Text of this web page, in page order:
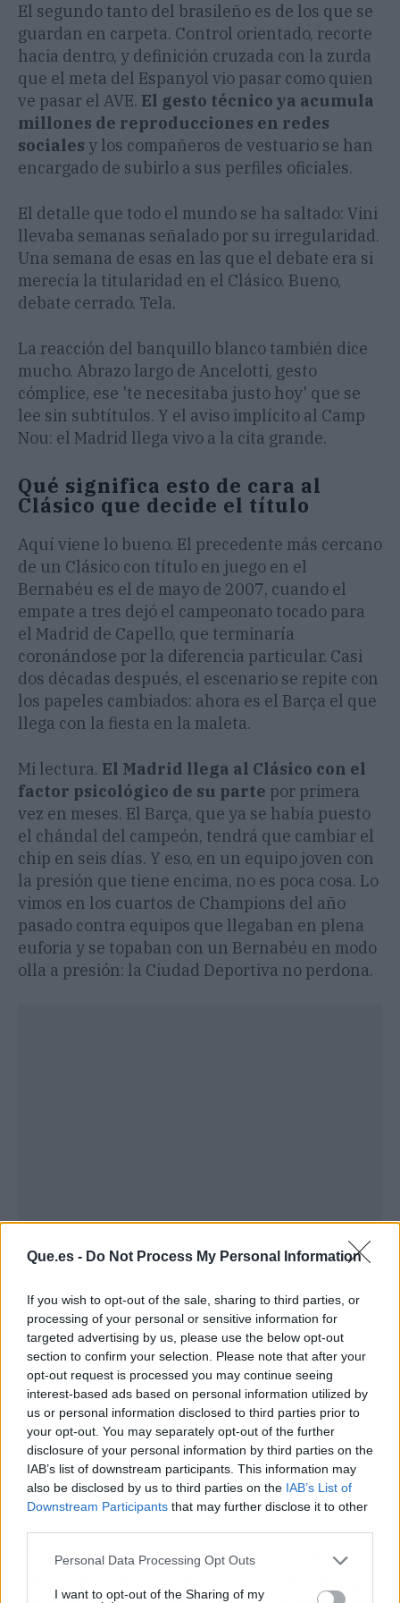
Que.es - Do Not Process My Personal Information
If you wish to opt-out of the sale, sharing to third parties, or
processing of your personal or sensitive information for
targeted advertising by us, please use the below opt-out
section to confirm your selection. Please note that after your
opt-out request is processed you may continue seeing
interest-based ads based on personal information utilized by
us or personal information disclosed to third parties prior to
your opt-out. You may separately opt-out of the further
disclosure of your personal information by third parties on the
IAB’s list of downstream participants. This information may
also be disclosed by us to third parties on the IAB’s List of
Downstream Participants that may further disclose it to other
Personal Data Processing Opt Outs
I want to opt-out of the Sharing of my
El segundo tanto del brasileño es de los que se
guardan en carpeta. Control orientado, recorte
hacia dentro, y definición cruzada con la zurda
que el meta del Espanyol vio pasar como quien
ve pasar el AVE. El gesto técnico ya acumula
millones de reproducciones en redes
sociales y los compañeros de vestuario se han
encargado de subirlo a sus perfiles oficiales.
El detalle que todo el mundo se ha saltado: Vini
llevaba semanas señalado por su irregularidad.
Una semana de esas en las que el debate era si
merecía la titularidad en el Clásico. Bueno,
debate cerrado. Tela.
La reacción del banquillo blanco también dice
mucho. Abrazo largo de Ancelotti, gesto
cómplice, ese 'te necesitaba justo hoy' que se
lee sin subtítulos. Y el aviso implícito al Camp
Nou: el Madrid llega vivo a la cita grande.
Qué significa esto de cara al
Clásico que decide el título
Aquí viene lo bueno. El precedente más cercano
de un Clásico con título en juego en el
Bernabéu es el de mayo de 2007, cuando el
empate a tres dejó el campeonato tocado para
el Madrid de Capello, que terminaría
coronándose por la diferencia particular. Casi
dos décadas después, el escenario se repite con
los papeles cambiados: ahora es el Barça el que
llega con la fiesta en la maleta.
Mi lectura. El Madrid llega al Clásico con el
factor psicológico de su parte por primera
vez en meses. El Barça, que ya se había puesto
el chándal del campeón, tendrá que cambiar el
chip en seis días. Y eso, en un equipo joven con
la presión que tiene encima, no es poca cosa. Lo
vimos en los cuartos de Champions del año
pasado contra equipos que llegaban en plena
euforia y se topaban con un Bernabéu en modo
olla a presión: la Ciudad Deportiva no perdona.
Eso sí, ojo con sobrevender la épica. El Barça